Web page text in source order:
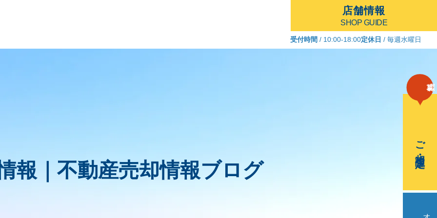
店舗情報
SHOP GUIDE
受付時間 / 10:00-18:00定休日 / 毎週水曜日
ご相談・査定
報｜不動産売却情報ブログ